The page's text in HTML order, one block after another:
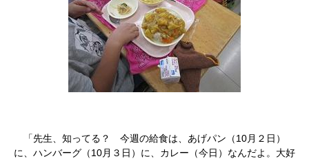
「先生、知ってる？ 今週の給食は、あげパン（10月２日）
に、ハンバーグ（10月３日）に、カレー（今日）なんだよ。大好